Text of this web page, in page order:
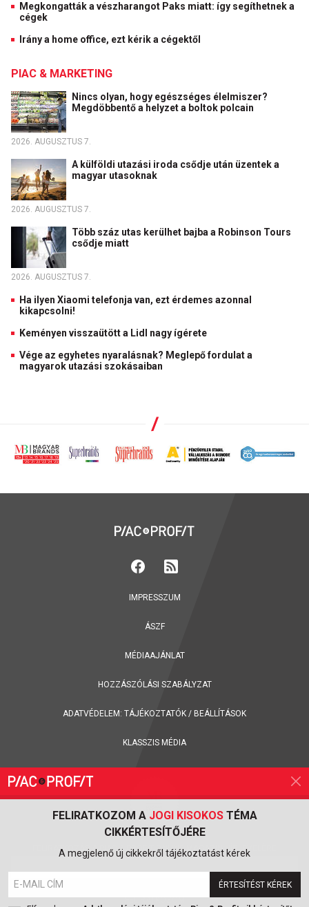
FELIRATKOZOM A JOGI KISOKOSTÉMA
CIKKÉRTESÍTŐJÉRE
A megjelenő új cikkekről tájékoztatást kérek
ÉRTESÍTÉST KÉREK
Megkongatták a vészharangot Paks miatt: így segíthetnek a
cégek
Irány a home office, ezt kérik a cégektől
PIAC & MARKETING
Nincs olyan, hogy egészséges élelmiszer?
Megdöbbentő a helyzet a boltok polcain
2026. AUGUSZTUS 7.
A külföldi utazási iroda csődje után üzentek a
magyar utasoknak
2026. AUGUSZTUS 7.
Több száz utas kerülhet bajba a Robinson Tours
csődje miatt
2026. AUGUSZTUS 7.
Ha ilyen Xiaomi telefonja van, ezt érdemes azonnal
kikapcsolni!
Keményen visszaütött a Lidl nagy ígérete
Vége az egyhetes nyaralásnak? Meglepő fordulat a
magyarok utazási szokásaiban
IMPRESSZUM
ÁSZF
MÉDIAAJÁNLAT
HOZZÁSZÓLÁSI SZABÁLYZAT
ADATVÉDELEM: TÁJÉKOZTATÓK / BEÁLLÍTÁSOK
KLASSZIS MÉDIA
FELIRATKOZÁS A PIAC & PROFIT ONLINE MAGAZIN HÍRLEVELÉRE
FELIRATKOZOM